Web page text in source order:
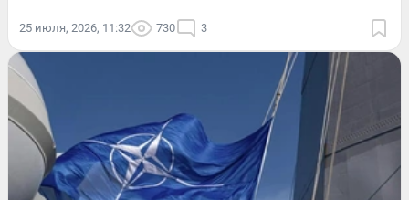
25 июля, 2026, 11:32 730 3